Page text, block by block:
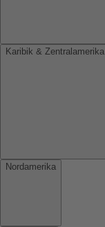
Karibik & Zentralamerika
Nordamerika